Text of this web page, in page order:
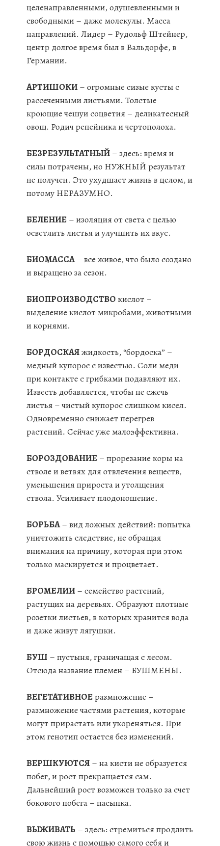
целенаправленными, одушевленными и
свободными – даже молекулы. Масса
направлений. Лидер – Рудольф Штейнер,
центр долгое время был в Вальдорфе, в
Германии.
АРТИШОКИ – огромные сизые кусты с
рассеченными листьями. Толстые
кроющие чешуи соцветия – деликатесный
овощ. Родич репейника и чертополоха.
БЕЗРЕЗУЛЬТАТНЫЙ – здесь: время и
силы потрачены, но НУЖНЫЙ результат
не получен. Это ухудшает жизнь в целом, и
потому НЕРАЗУМНО.
БЕЛЕНИЕ – изоляция от света с целью
осветлить листья и улучшить их вкус.
БИОМАССА– все живое, что было создано
и выращено за сезон.
БИОПРОИЗВОДСТВО кислот –
выделение кислот микробами, животными
и корнями.
БОРДОСКАЯжидкость, “бордоска” –
медный купорос с известью. Соли меди
при контакте с грибками подавляют их.
Известь добавляется, чтобы не сжечь
листья – чистый купорос слишком кисел.
Одновременно снижает перегрев
растений. Сейчас уже малоэффективна.
БОРОЗДОВАНИЕ – прорезание коры на
стволе и ветвях для отвлечения веществ,
уменьшения прироста и утолщения
ствола. Усиливает плодоношение.
БОРЬБА– вид ложных действий: попытка
уничтожить следствие, не обращая
внимания на причину, которая при этом
только маскируется и процветает.
БРОМЕЛИИ – семейство растений,
растущих на деревьях. Образуют плотные
розетки листьев, в которых хранится вода
и даже живут лягушки.
БУШ – пустыня, граничащая с лесом.
Отсюда название племен – БУШМЕНЫ.
ВЕГЕТАТИВНОЕ размножение –
размножение частями растения, которые
могут прирастать или укореняться. При
этом генотип остается без изменений.
ВЕРШКУЮТСЯ – на кисти не образуется
побег, и рост прекращается сам.
Дальнейший рост возможен только за счет
бокового побега – пасынка.
ВЫЖИВАТЬ – здесь: стремиться продлить
свою жизнь с помощью самого себя и